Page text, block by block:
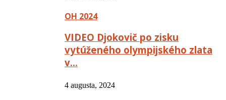
OH 2024
VIDEO Djokovič po zisku
vytúženého olympijského zlata
v…
4 augusta, 2024